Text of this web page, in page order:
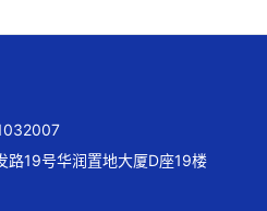
路19号华润置地大厦D座19楼